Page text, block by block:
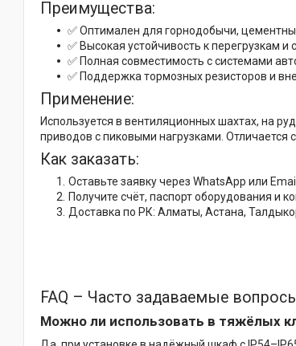
Преимущества:
✅ Оптимален для горнодобычи,
✅ Высокая устойчивость к перегрузкам
✅ Полная совместимость с системами
✅ Поддержка тормозных резисторов и
Применение:
Используется в вентиляционных шахтах, на
приводов с пиковыми нагрузками. Отличается
Как заказать:
Оставьте заявку через WhatsApp или Email
Получите счёт, паспорт оборудования и
Доставка по РК: Алматы, Астана,
FAQ – Часто задаваемые
Можно ли использовать в тяжёлых